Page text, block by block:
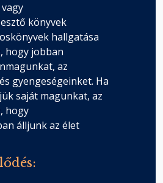
könyvek
hallgatása
hogy jobban
az
gyengeségeinket. Ha
saját magunkat, az
hogy
álljunk az élet